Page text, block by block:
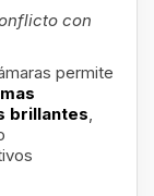
con
permite
brillantes,